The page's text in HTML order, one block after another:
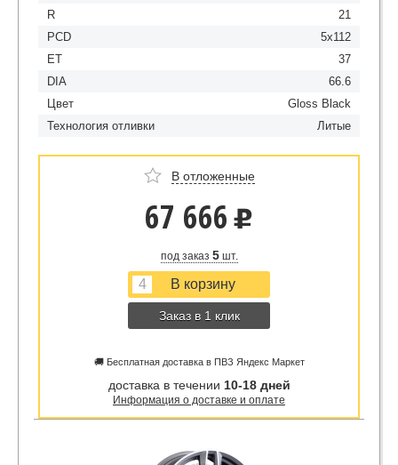
R
21
PCD
5x112
ET
37
DIA
66.6
Цвет
Gloss Black
Технология отливки
Литые
В отложенные
67 666 u
под заказ 5шт.
Заказ в 1 клик
🚚 Бесплатная доставка в ПВЗ Яндекс Маркет
доставка в течении 10-18 дней
Информация о доставке и оплате